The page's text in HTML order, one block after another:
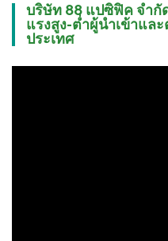
บริษัท 88 แปซิฟิค จำ
แรงสูง-ต่ำผู้นำเข้าแล
ประเทศ